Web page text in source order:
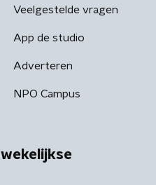
Veelgestelde vragen
App de studio
Adverteren
NPO Campus